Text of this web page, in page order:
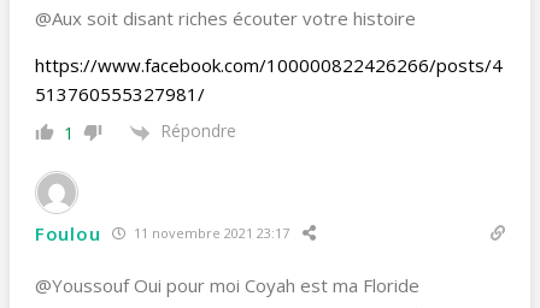
@Aux soit disant riches écouter votre histoire
https://www.facebook.com/100000822426266/posts/4
513760555327981/
1 Répondre
Foulou 11 novembre 2021 23:17
@Youssouf Oui pour moi Coyah est ma Floride